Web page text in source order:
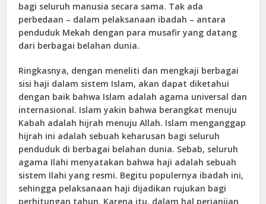
bagi seluruh manusia secara sama. Tak ada
perbedaan – dalam pelaksanaan ibadah – antara
penduduk Mekah dengan para musafir yang datang
dari berbagai belahan dunia.
Ringkasnya, dengan meneliti dan mengkaji berbagai
sisi haji dalam sistem Islam, akan dapat diketahui
dengan baik bahwa Islam adalah agama universal dan
internasional. Islam yakin bahwa berangkat menuju
Kabah adalah hijrah menuju Allah. Islam menganggap
hijrah ini adalah sebuah keharusan bagi seluruh
penduduk di berbagai belahan dunia. Sebab, seluruh
agama Ilahi menyatakan bahwa haji adalah sebuah
sistem Ilahi yang resmi. Begitu populernya ibadah ini,
sehingga pelaksanaan haji dijadikan rujukan bagi
perhitungan tahun. Karena itu, dalam hal perjanjian